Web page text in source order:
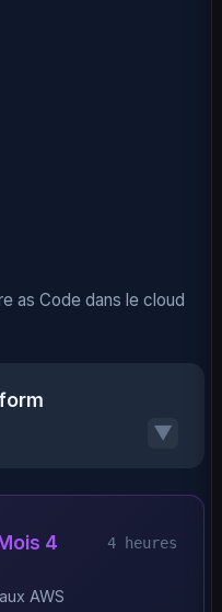
as Code dans le cloud
▼
4 4 heures
AWS